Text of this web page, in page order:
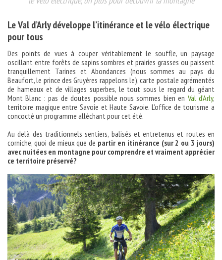
Le Val d’Arly développe l’itinérance et le vélo électrique
pour tous
Des points de vues à couper véritablement le souffle, un paysage
oscillant entre forêts de sapins sombres et prairies grasses ou paissent
tranquillement Tarines et Abondances (nous sommes au pays du
Beaufort, le prince des Gruyères rappelons le), carte postale agrémentés
de hameaux et de villages superbes, le tout sous le regard du géant
Mont Blanc : pas de doutes possible nous sommes bien en Val d’Arly,
territoire magique entre Savoie et Haute Savoie. L’office de tourisme a
concocté un programme alléchant pour cet été.
Au delà des traditionnels sentiers, balisés et entretenus et routes en
corniche, quoi de mieux que de partir en itinérance (sur 2 ou 3 jours)
avec nuitées en montagne pour comprendre et vraiment apprécier
ce territoire préservé?